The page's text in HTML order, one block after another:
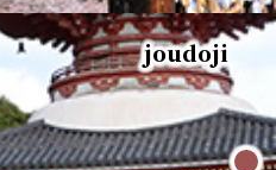
joudoji